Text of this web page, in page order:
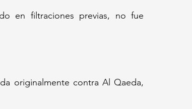
en filtraciones previas, no fue
originalmente contra Al Qaeda,